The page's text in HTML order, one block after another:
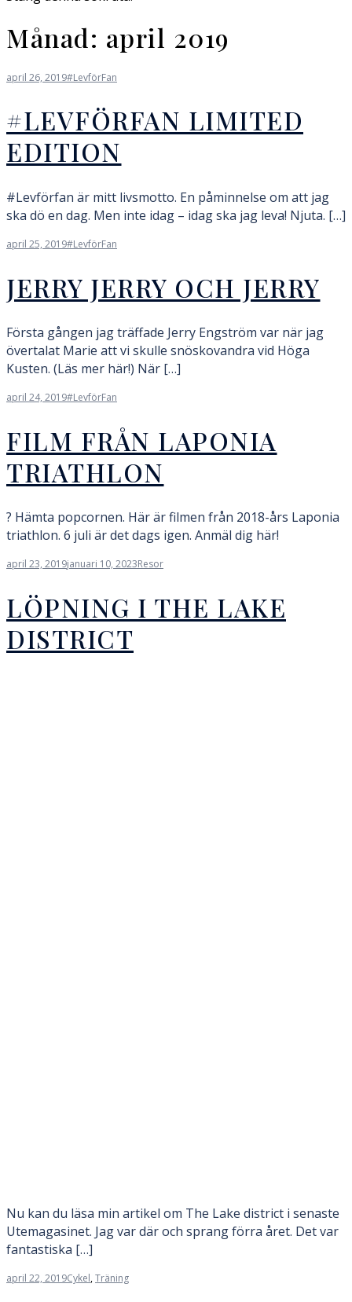
Månad: april 2019
april 26, 2019#LevförFan
#LEVFÖRFAN LIMITED
EDITION
#Levförfan är mitt livsmotto. En påminnelse om att jag
ska dö en dag. Men inte idag – idag ska jag leva! Njuta. […]
april 25, 2019#LevförFan
JERRY JERRY OCH JERRY
Första gången jag träffade Jerry Engström var när jag
övertalat Marie att vi skulle snöskovandra vid Höga
Kusten. (Läs mer här!) När […]
april 24, 2019#LevförFan
FILM FRÅN LAPONIA
TRIATHLON
? Hämta popcornen. Här är filmen från 2018-års Laponia
triathlon. 6 juli är det dags igen. Anmäl dig här!
april 23, 2019januari 10, 2023Resor
LÖPNING I THE LAKE
DISTRICT
Nu kan du läsa min artikel om The Lake district i senaste
Utemagasinet. Jag var där och sprang förra året. Det var
fantastiska […]
april 22, 2019Cykel,Träning